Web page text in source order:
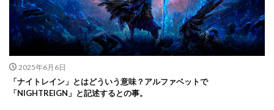
2025年6月6日
「ナイトレイン」とはどういう意味？アルファベットで
「NIGHTREIGN」と記述するとの事。